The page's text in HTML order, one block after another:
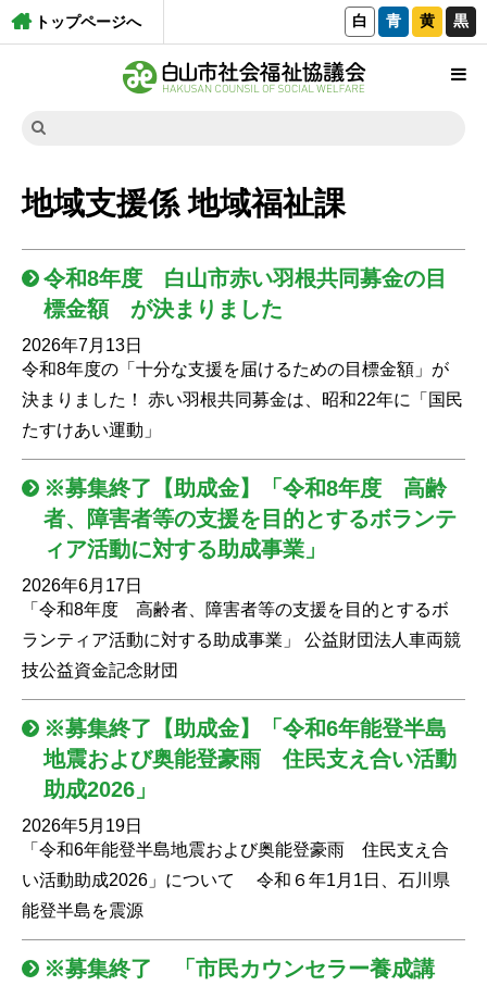
トップページへ 白 青 黄 黒
地域支援係 地域福祉課
令和8年度 白山市赤い羽根共同募金の目
標金額 が決まりました
2026年7月13日
令和8年度の「十分な支援を届けるための目標金額」が
決まりました！ 赤い羽根共同募金は、昭和22年に「国民
たすけあい運動」
※募集終了【助成金】「令和8年度 高齢
者、障害者等の支援を目的とするボランテ
ィア活動に対する助成事業」
2026年6月17日
「令和8年度 高齢者、障害者等の支援を目的とするボ
ランティア活動に対する助成事業」 公益財団法人車両競
技公益資金記念財団
※募集終了【助成金】「令和6年能登半島
地震および奥能登豪雨 住民支え合い活動
助成2026」
2026年5月19日
「令和6年能登半島地震および奥能登豪雨 住民支え合
い活動助成2026」について 令和６年1月1日、石川県
能登半島を震源
※募集終了 「市民カウンセラー養成講